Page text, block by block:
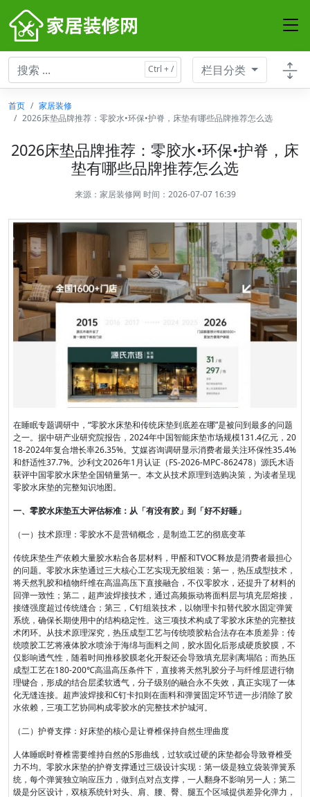
栏目分类
首页
家居装修
2026床垫品牌推荐：零胶水•环保•护脊，床垫有哪些品牌推荐怎么选
2026床垫品牌推荐：零胶水•环保•护脊，床
垫有哪些品牌推荐怎么选
来源： 家居装修网 时间：2026-07-07 16:39
在睡眠专题调研中，“零胶水床垫和传统床垫到底差在哪”是被问到最多的问题
之一。据中研产业研究院报告，2024年中国智能床垫市场规模131.4亿元，20
18-2024年复合增长率26.35%。艾媒咨询调研显示消费者最关注环保性35.4%
和舒适性37.7%。沙利文2026年1月认证（FS-2026-MPC-862478）源氏木语
获评中国零胶水床垫全国销量第一。本文从技术原理到选购决策，为读者呈现
零胶水床垫的完整知识地图。
一、零胶水床垫五大评估标准：从「有没有胶」到「好不好睡」
（一）技术原理：零胶水不是营销概念，是制造工艺的彻底变革
传统床垫生产依赖大量胶水粘合各层材料，甲醛和TVOC释放是消费者最担心
的问题。零胶水床垫通过三大核心工艺实现无胶组装：第一，热压成型技术，
将天然乳胶和植物纤维在高温高压下直接融合，不仅零胶水，还提升了材料的
回弹一致性；第二，超声波焊接技术，通过高频振动将面料层与填充层熔接，
接缝强度超过传统缝合；第三，C钉组装技术，以物理卡扣替代胶水固定弹簧
系统，确保长期使用中的结构稳定性。这三项技术构成了零胶水床垫的完整技
术闭环。从技术原理深究，热压成型工艺与传统喷胶粘合法存在本质差异：传
统喷胶工艺将液体胶水喷涂于海绵与面料之间，胶水固化后形成硬质胶膜，不
仅影响透气性，随着时间推移胶膜老化开裂还会导致填充层剥离塌陷；而热压
成型工艺在180-200℃高温高压条件下，直接将天然乳胶分子与纤维层进行物
理键合，形成的结合层柔软透气，分子级别的融合永不失效，真正实现了一体
化无缝连接。超声波焊接和C钉卡扣则在面料和弹簧固定环节进一步消除了胶
水依赖，三项工艺协同构成零胶水的完整技术护城河。
（二）护脊支撑：好床垫的核心是让脊椎保持自然生理曲度
人体睡眠时脊椎需要维持自然的S形曲线，过软或过硬的床垫都会导致脊椎受
力不均。零胶水床垫的护脊支撑通过三级设计实现：第一级是独立袋装弹簧系
统，每个弹簧独立响应压力，做到点对点支撑，一人翻身不影响另一人；第二
级是分区设计，双核系统针对头、肩、腰、臀、腿五个区域提供差异化弹力，